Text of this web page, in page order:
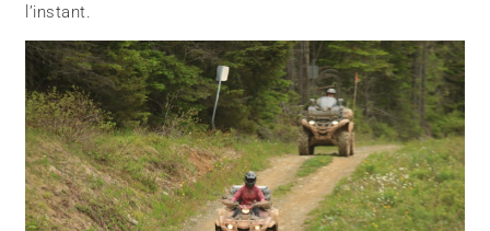
l’instant.